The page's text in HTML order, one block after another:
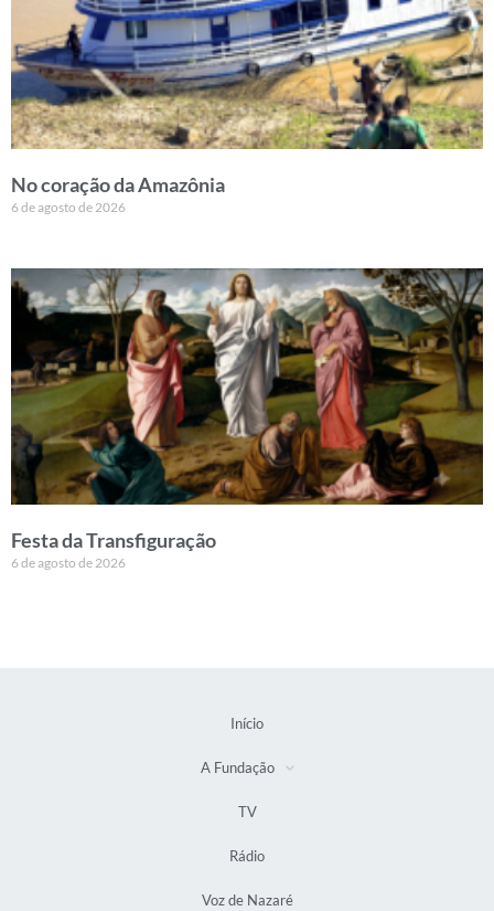
No coração da Amazônia
6 de agosto de 2026
Festa da Transfiguração
6 de agosto de 2026
Início
A Fundação
TV
Rádio
Voz de Nazaré